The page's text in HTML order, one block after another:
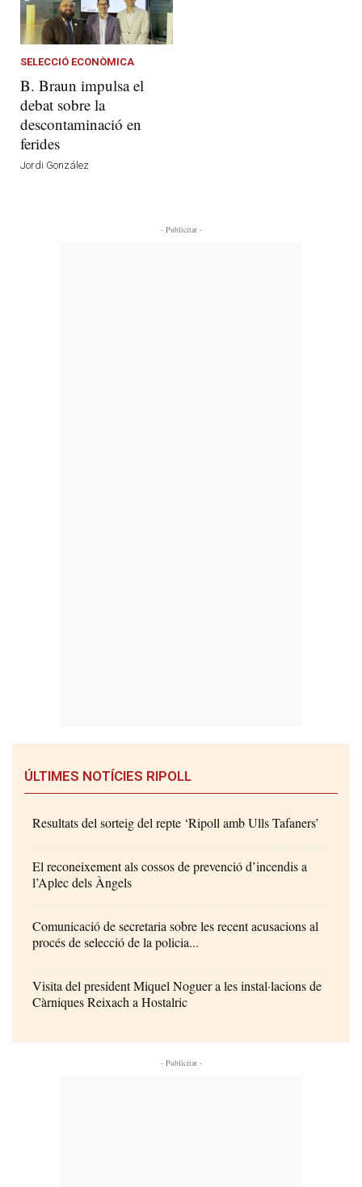
SELECCIÓ ECONÒMICA
B. Braun impulsa el
debat sobre la
descontaminació en
ferides
Jordi González
- Publicitat -
ÚLTIMES NOTÍCIES RIPOLL
Resultats del sorteig del repte ‘Ripoll amb Ulls Tafaners’
El reconeixement als cossos de prevenció d’incendis a
l’Aplec dels Àngels
Comunicació de secretaria sobre les recent acusacions al
procés de selecció de la policia...
Visita del president Miquel Noguer a les instal·lacions de
Càrniques Reixach a Hostalric
- Publicitat -